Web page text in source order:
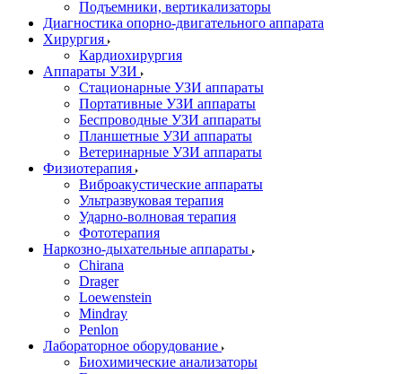
Подъемники, вертикализаторы
Диагностика опорно-двигательного аппарата
Хирургия
Кардиохирургия
Аппараты УЗИ
Стационарные УЗИ аппараты
Портативные УЗИ аппараты
Беспроводные УЗИ аппараты
Планшетные УЗИ аппараты
Ветеринарные УЗИ аппараты
Физиотерапия
Виброакустические аппараты
Ультразвуковая терапия
Ударно-волновая терапия
Фототерапия
Наркозно-дыхательные аппараты
Chirana
Drager
Loewenstein
Mindray
Penlon
Лабораторное оборудование
Биохимические анализаторы